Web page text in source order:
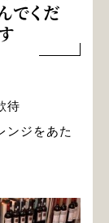
でくだ
待
ンジをあた